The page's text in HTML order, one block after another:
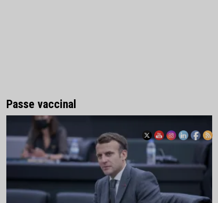
Passe vaccinal